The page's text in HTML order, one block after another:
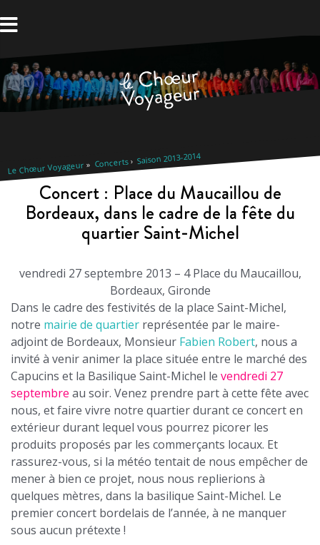
au
Le Chœur Voyageur Concerts Saison 2013-2014
Concert : Place du Maucaillou de
Bordeaux, dans le cadre de la fête du
quartier Saint-Michel
vendredi 27 septembre 2013 – 4 Place du Maucaillou,
Bordeaux, Gironde
Dans le cadre des festivités de la place Saint-Michel,
notre mairie de quartier représentée par le maire-
adjoint de Bordeaux, Monsieur Fabien Robert, nous a
invité à venir animer la place située entre le marché des
Capucins et la Basilique Saint-Michel le vendredi 27
septembre au soir. Venez prendre part à cette fête avec
nous, et faire vivre notre quartier durant ce concert en
extérieur durant lequel vous pourrez picorer les
produits proposés par les commerçants locaux. Et
rassurez-vous, si la météo tentait de nous empêcher de
mener à bien ce projet, nous nous replierions à
quelques mètres, dans la basilique Saint-Michel. Le
premier concert bordelais de l’année, à ne manquer
sous aucun prétexte !